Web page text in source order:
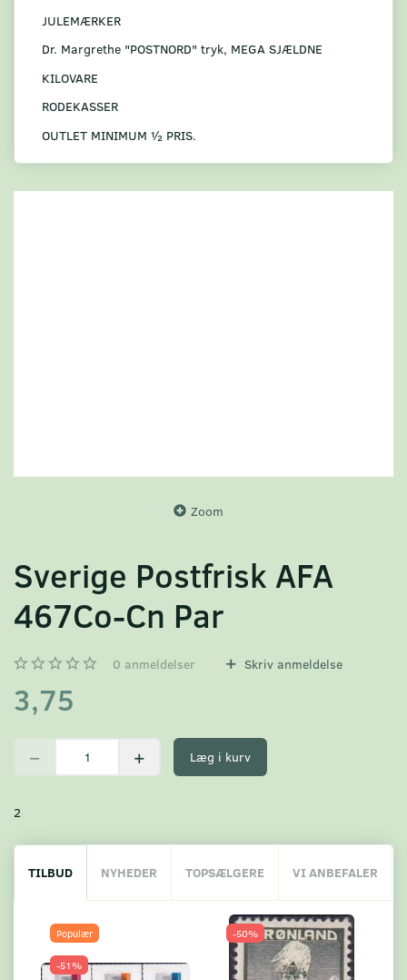
JULEMÆRKER
Dr. Margrethe "POSTNORD" tryk, MEGA SJÆLDNE
KILOVARE
RODEKASSER
OUTLET MINIMUM ½ PRIS.
Zoom
Sverige Postfrisk AFA
467Co-Cn Par
0 anmeldelser Skriv anmeldelse
3,75
Læg i kurv
2
TILBUD NYHEDER TOPSÆLGERE VI ANBEFALER
Populær
-51%
-50%